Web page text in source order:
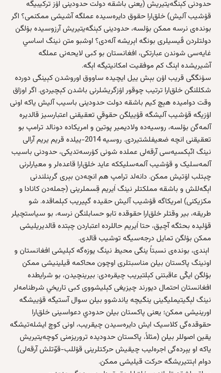
حدودنی کېنگه‌یتیریش (یعنی باشقه‌ دولت حدودینی اۉز ترکیبیگه
قۉشیب آلیش) خلق‌ارا حقوق دایره‌سیده عملگه آشیشی ممکنمی؟ اگر
بونده‌ی نرسه‌ ممکن بۉلسه، حدودینی کېنگه‌یتیریش آرزوسیده بۉلگن
دولتلردن قَیسیلری بونگه اېریشه آله‌دی؟ اوشبو متن نینگ اساسي
غایه‌سی شوندن عبارتکی، افغانستان بو کبی لایحه‌نی عملگه
آشیریشده اېنگ کم موفقیت امکانیتیگه اېگه‌.
سۉنگگی قریب اۉن بېش ییل ایچیده ساووق اوروشدن کېینگی دورده
شکللنگن خلق‌ارا ترتیب چوقور اۉزگریشلرنی باشدن کېچیردی. اگر اوزاق
وقت دوامیده‌ هېچ کیم باشقه‌ دولت حدودینی باسیب آلیش یاکه اونی
اۉزیگه قۉشیب آلیشگه قۉییلگن حقوقي تعقیقنی اعتبارسیز قالدیره
آلمه‌گن بۉلسه، روسيه‌ده ولا‌دیمیر پوتین و امریکاده دونا‌لد ترا‌مپ بو
تعقیقنی انچه‌ ضعیفلشتیردی. روسيه 2014-ییلده قریم یریم آرالی
نینگ انّېکسیه‌سی آرقه‌لی عملده شونی کۉرسه‌تدیکی، حدودنی باسیب
آلمه‌سلیک و قۉشیب آلمه‌سلیککه عاید خلق‌ارا قاعده‌لر و معیارلرنی
چېتلب اۉتیش ممکن. دانه‌لد ترا‌مپ هم انچه‌دن بېری گرېنلند‌نی
اېگه‌للش و باشقه‌ مملکتلر نینگ اَیریم قِسملرینی (جمله‌دن کانا‌دا و
مکزیکنی) امریکاگه قۉشیب آلیش حقیده گپیریب کېلماقده. شو
طریقه‌، بیر وقتلر خلق‌ارا حقوقده تابو حسابلنگن نرسه‌، بو سیاستچیلر
قۉلیده بحثگه آچیق، حتا اَیریم حاللرده اعتباردن چېتده قالدیریلیشی
ممکن بۉلگن تمایل درجه‌سیگه توشیب قالدی.
اېندی، بونده‌ی نسبتاً ینگی محیط نینگ یوزه‌گه کېلیشی افغانستان و
اونینگ پاکستان بیلن مناسبتلری اوچون محاکمه‌ قیلینیشی ممکن
بۉلگن ایکّی عاقبتنی کېلتیریب چیقره‌دی: بیرینچیدن، بو شرایطده
افغانستان احتمال دیور‌ند چیزیغی کېلیشووی کبی تاریخي شرطنامه‌لر
نینگ لېگیتیملیگینی ینگیچه یاندشوو بیلن سوال آستیگه قۉییشگه
اورینیشی ممکن؛ یعنی پاکستان بیلن حدودي دعواسینی خلق‌ارا
حقوقده‌گی کلاسیک ایش دایره‌سیدن چیقریب، اونی کوچ ایشله‌تیشگه
یقین اصوللر بیلن (مثلاً، پاکستان حدودیده تروریزمنی کوچه‌یتیریش
یاکه او یېرده‌گی اجره‌لیب چیقیش حرکتلرینی قۉللب-قوّتلش آرقه‌لی)
دوام اېتتیریشگه حرکت قیلیشی ممکن.